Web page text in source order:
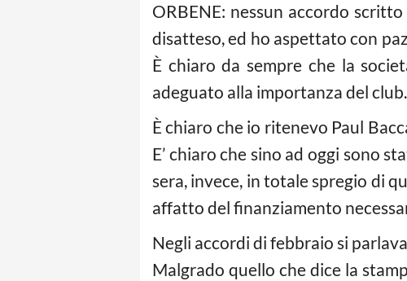
ORBENE: nessun accordo
disatteso, ed ho aspettato con
È chiaro da sempre che la
adeguato alla importanza del club.
È chiaro che io ritenevo Paul
E’ chiaro che sino ad oggi sono
sera, invece, in totale spregio di
affatto del finanziamento
Negli accordi di febbraio si
Malgrado quello che dice la